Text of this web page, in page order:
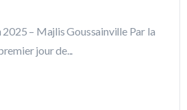
– Majlis Goussainville Par la
jour de...